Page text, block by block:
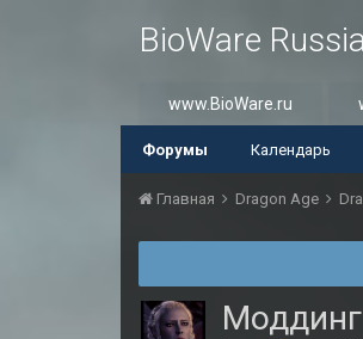
BioWare
www.BioWare.ru
Форумы Календарь
Главная Dragon Age